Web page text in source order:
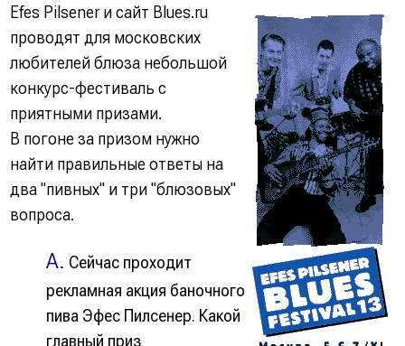
Efes Pilsener и сайт Blues.ru
проводят для московских
любителей блюза небольшой
конкурс-фестиваль с
приятными призами.
В погоне за призом нужно
найти правильные ответы на
два"пивных"и три"блюзовых"
вопроса.
А. Сейчас проходит
рекламная акция баночного
пива Эфес Пилсенер. Какой
главный приз